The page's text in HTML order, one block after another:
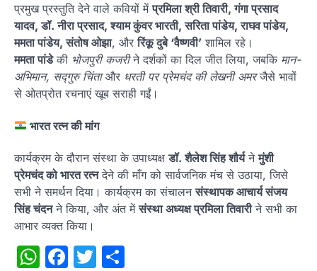
प्रमुख प्रस्तुति देने वाले कवियों मेंप्रमिला श्री तिवारी, गंगा प्रसाद
यादव, डॉ. नीरा प्रसाद, श्याम कुंवर भारती, सरिता पांडेय, राघव पांडेय,
ममता पांडेय, संतोष ओझा, औररिंकू दुबे ‘वैष्णवी’ शामिल रहे।
ममता पांडेकी भोजपुरी कजरीने दर्शकों का दिल जीत लिया, जबकि मान-
अभिमान, सद्गुरु चिंताऔर धरती पर प्रेमचंद की लेखनी अमरजैसे भावों
से ओतप्रोत रचनाएं खूब सराही गईं।
भारत रत्न की मांग
कार्यक्रम के दौरान संस्था के उपाध्यक्षडॉ. शैलेश सिंह शौर्यनेमुंशी
प्रेमचंद को भारत रत्नदेने की माँग को सार्वजनिक मंच से उठाया, जिसे
सभी ने समर्थन दिया। कार्यक्रम का संचालनसंस्थापक आचार्य संजय
सिंह चंदनने किया, और अंत मेंसंस्था अध्यक्ष प्रमिला तिवारीने सभी का
आभार व्यक्त किया।
WhatsApp
Facebook
Twitter